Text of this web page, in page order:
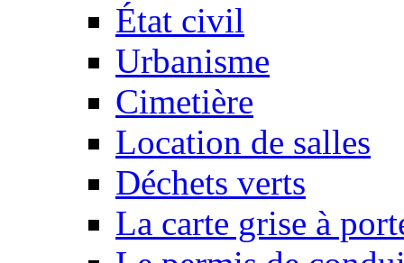
État civil
Urbanisme
Cimetière
Location de salles
Déchets verts
La carte grise à